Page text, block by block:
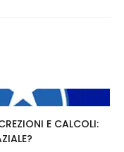
E CALCOLI: